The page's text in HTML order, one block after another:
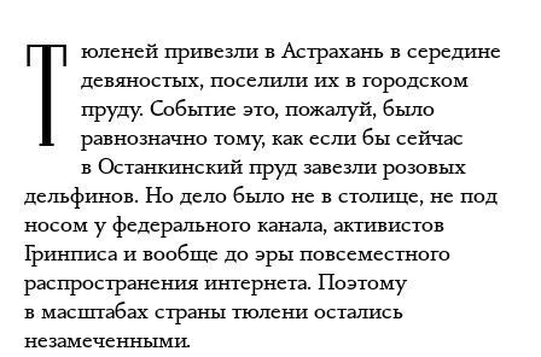
Т юленей привезли в Астрахань в середине
девяностых, поселили их в городском
пруду. Событие это, пожалуй, было
равнозначно тому, как если бы сейчас
в Останкинский пруд завезли розовых
дельфинов. Но дело было не в столице, не под
носом у федерального канала, активистов
Гринписа и вообще до эры повсеместного
распространения интернета. Поэтому
в масштабах страны тюлени остались
незамеченными.